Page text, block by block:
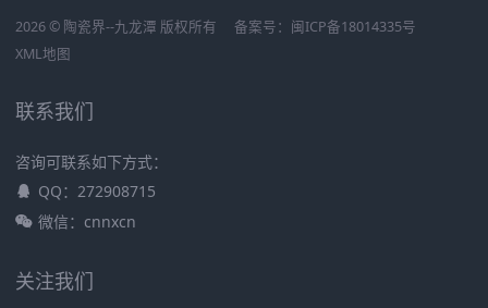
2026 © 陶瓷界--九龙潭 版权所有 备案号： 闽ICP备18014335号
XML地图
联系我们
咨询可联系如下方式：
QQ：272908715
微信：cnnxcn
关注我们